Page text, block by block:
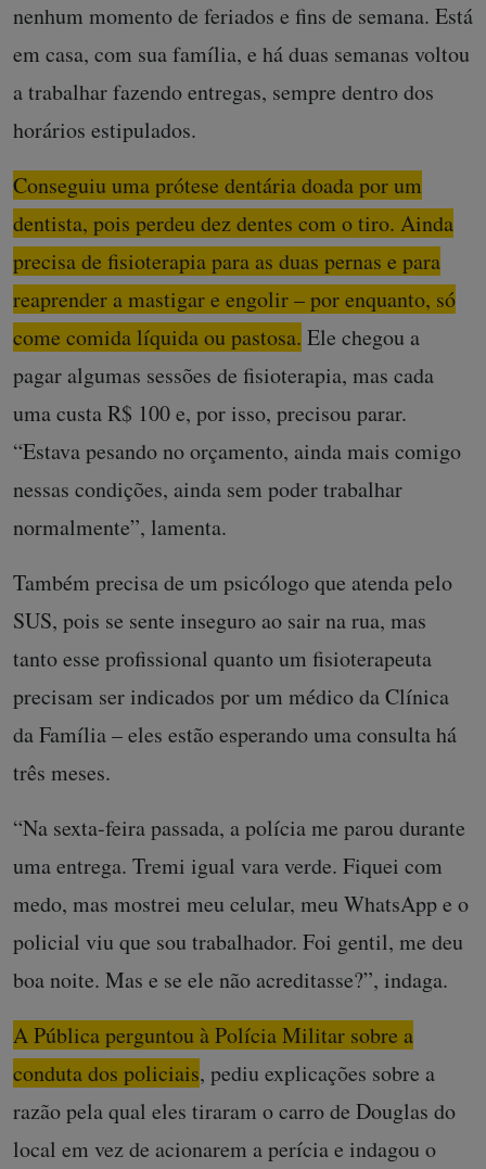
nenhum momento de feriados e fins de semana. Está
em casa, com sua família, e há duas semanas voltou
a trabalhar fazendo entregas, sempre dentro dos
horários estipulados.
Conseguiu uma prótese dentária doada por um
dentista, pois perdeu dez dentes com o tiro. Ainda
precisa de fisioterapia para as duas pernas e para
reaprender a mastigar e engolir – por enquanto, só
come comida líquida ou pastosa. Ele chegou a
pagar algumas sessões de fisioterapia, mas cada
uma custa R$ 100 e, por isso, precisou parar.
“Estava pesando no orçamento, ainda mais comigo
nessas condições, ainda sem poder trabalhar
normalmente”, lamenta.
Também precisa de um psicólogo que atenda pelo
SUS, pois se sente inseguro ao sair na rua, mas
tanto esse profissional quanto um fisioterapeuta
precisam ser indicados por um médico da Clínica
da Família – eles estão esperando uma consulta há
três meses.
“Na sexta-feira passada, a polícia me parou durante
uma entrega. Tremi igual vara verde. Fiquei com
medo, mas mostrei meu celular, meu WhatsApp e o
policial viu que sou trabalhador. Foi gentil, me deu
boa noite. Mas e se ele não acreditasse?”, indaga.
A Pública perguntou à Polícia Militar sobre a
conduta dos policiais, pediu explicações sobre a
razão pela qual eles tiraram o carro de Douglas do
local em vez de acionarem a perícia e indagou o